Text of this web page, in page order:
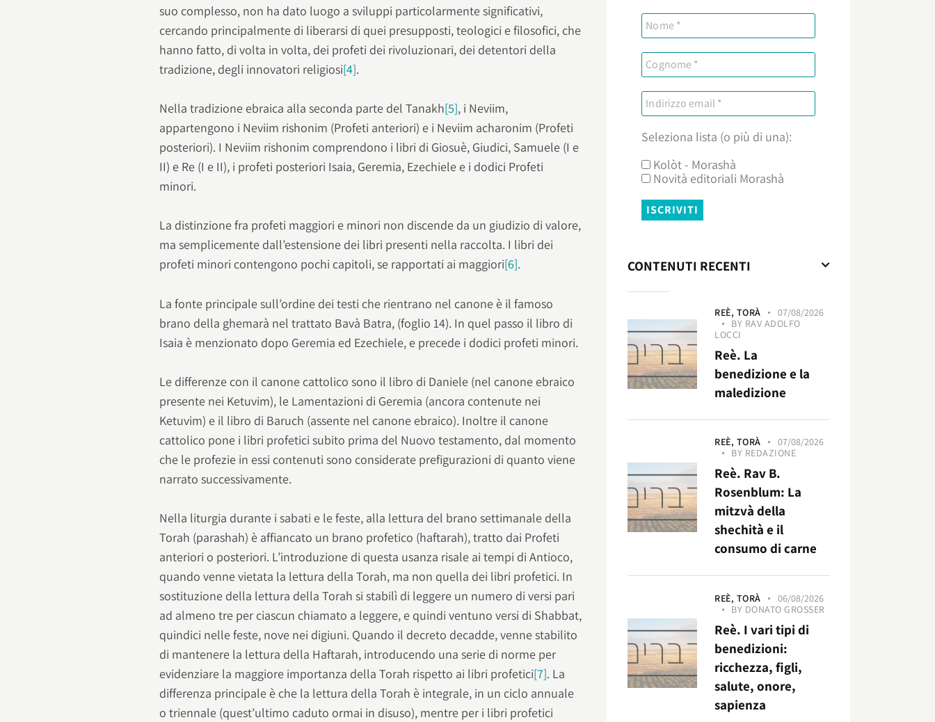
suo complesso, non ha dato luogo a sviluppi particolarmente significativi,
cercando principalmente di liberarsi di quei presupposti, teologici e filosofici, che
hanno fatto, di volta in volta, dei profeti dei rivoluzionari, dei detentori della
tradizione, degli innovatori religiosi[4].
Nella tradizione ebraica alla seconda parte del Tanakh[5], i Neviim,
appartengono i Neviim rishonim (Profeti anteriori) e i Neviim acharonim (Profeti
posteriori). I Neviim rishonim comprendono i libri di Giosuè, Giudici, Samuele (I e
II) e Re (I e II), i profeti posteriori Isaia, Geremia, Ezechiele e i dodici Profeti
minori.
La distinzione fra profeti maggiori e minori non discende da un giudizio di valore,
ma semplicemente dall’estensione dei libri presenti nella raccolta. I libri dei
profeti minori contengono pochi capitoli, se rapportati ai maggiori[6].
La fonte principale sull’ordine dei testi che rientrano nel canone è il famoso
brano della ghemarà nel trattato Bavà Batra, (foglio 14). In quel passo il libro di
Isaia è menzionato dopo Geremia ed Ezechiele, e precede i dodici profeti minori.
Le differenze con il canone cattolico sono il libro di Daniele (nel canone ebraico
presente nei Ketuvim), le Lamentazioni di Geremia (ancora contenute nei
Ketuvim) e il libro di Baruch (assente nel canone ebraico). Inoltre il canone
cattolico pone i libri profetici subito prima del Nuovo testamento, dal momento
che le profezie in essi contenuti sono considerate prefigurazioni di quanto viene
narrato successivamente.
Nella liturgia durante i sabati e le feste, alla lettura del brano settimanale della
Torah (parashah) è affiancato un brano profetico (haftarah), tratto dai Profeti
anteriori o posteriori. L’introduzione di questa usanza risale ai tempi di Antioco,
quando venne vietata la lettura della Torah, ma non quella dei libri profetici. In
sostituzione della lettura della Torah si stabilì di leggere un numero di versi pari
ad almeno tre per ciascun chiamato a leggere, e quindi ventuno versi di Shabbat,
quindici nelle feste, nove nei digiuni. Quando il decreto decadde, venne stabilito
di mantenere la lettura della Haftarah, introducendo una serie di norme per
evidenziare la maggiore importanza della Torah rispetto ai libri profetici[7]. La
differenza principale è che la lettura della Torah è integrale, in un ciclo annuale
o triennale (quest’ultimo caduto ormai in disuso), mentre per i libri profetici
Seleziona lista (o più di una):
Kolòt - Morashà
Novità editoriali Morashà
CONTENUTI RECENTI
REÈ, TORÀ
07/08/2026
BY RAV ADOLFO
LOCCI
Reè. La
benedizione e la
maledizione
REÈ, TORÀ
07/08/2026
BY REDAZIONE
Reè. Rav B.
Rosenblum: La
mitzvà della
shechità e il
consumo di carne
REÈ, TORÀ
06/08/2026
BY DONATO GROSSER
Reè. I vari tipi di
benedizioni:
ricchezza, figli,
salute, onore,
sapienza